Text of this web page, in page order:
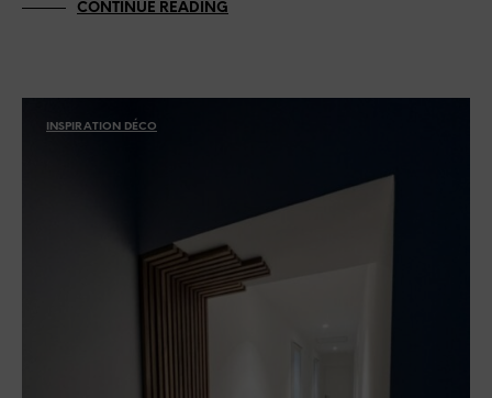
CONTINUE READING
INSPIRATION DÉCO